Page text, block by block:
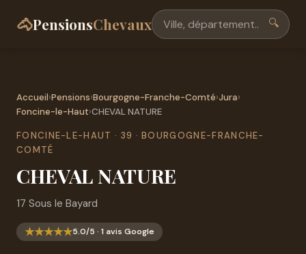
🐴PensionsChevaux 🔍
Accueil›Pensions›Bourgogne-Franche-Comté›Jura›
Foncine-le-Haut›CHEVAL NATURE
FONCINE-LE-HAUT · 39 · BOURGOGNE-FRANCHE-
COMTÉ
CHEVAL NATURE
17 Sous le Bayard
★★★★★5.0/5 · 1 avis Google